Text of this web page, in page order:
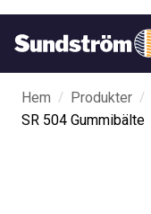
Hem / Produkter /
SR 504 Gummibälte